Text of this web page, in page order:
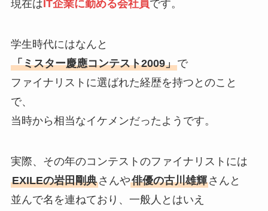
現在はIT企業に勤める会社員です。
学生時代にはなんと
「ミスター慶應コンテスト2009」で
ファイナリストに選ばれた経歴を持つとのこと
で、
当時から相当なイケメンだったようです。
実際、その年のコンテストのファイナリストには
EXILEの岩田剛典さんや俳優の古川雄輝さんと
並んで名を連ねており、一般人とはいえ